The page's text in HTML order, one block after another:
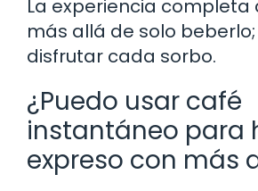
La experiencia completa
más allá de solo
disfrutar cada sorbo.
¿Puedo usar café
instantáneo para
expreso con más